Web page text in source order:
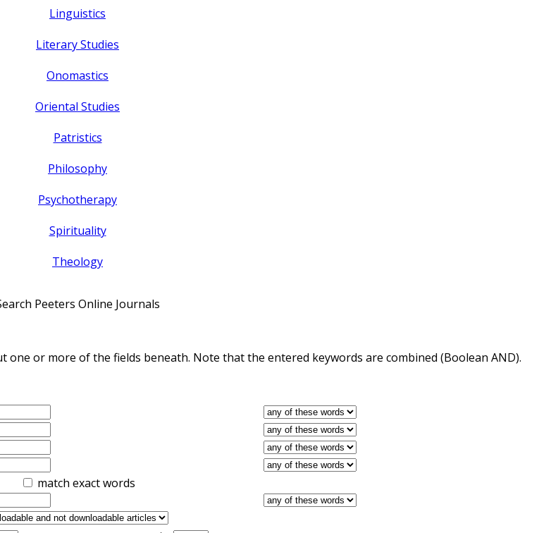
Linguistics
Literary Studies
Onomastics
Oriental Studies
Patristics
Philosophy
Psychotherapy
Spirituality
Theology
Peeters Online Journals
one or more of the fields beneath. Note that the entered keywords are combined (Boolean AND).
match exact words